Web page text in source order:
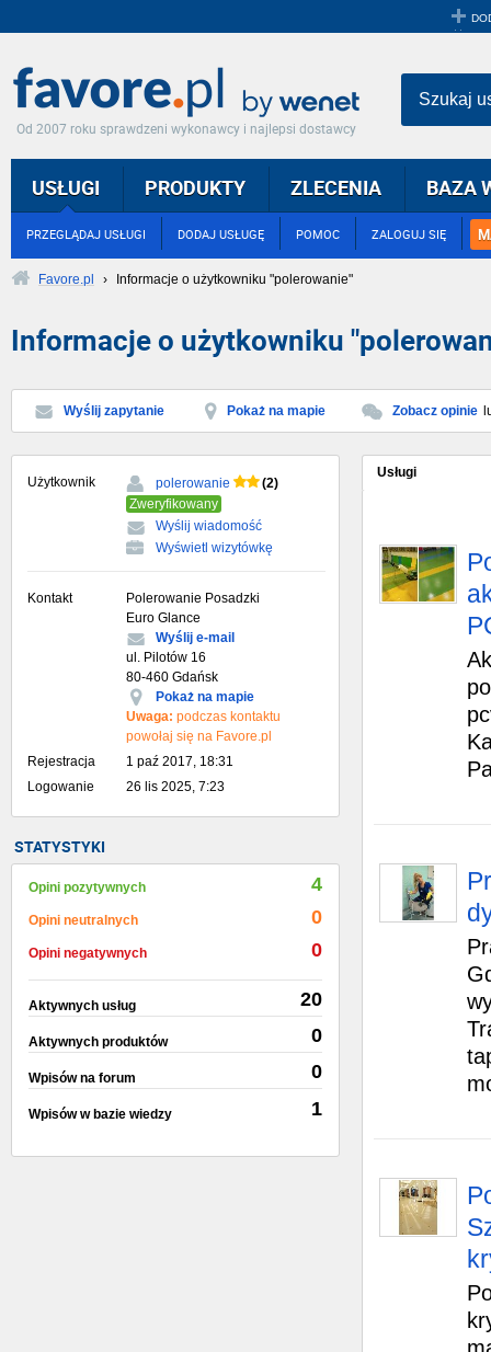
Od 2007 roku sprawdzeni wykonawcy i najlepsi dostawcy
USŁUGI
PRZEGLĄDAJ USŁUGI DODAJ USŁUGĘ POMOC ZALOGUJ SIĘ
PRODUKTY ZLECENIA BAZA
Szukaj
Favore.pl › Informacje o użytkowniku "polerowanie"
Informacje o użytkowniku
Wyślij zapytanie Pokaż na mapie Zobacz opinie
Użytkownik polerowanie
(2)
Zweryfikowany
Wyślij wiadomość
Wyświetl wizytówkę
Kontakt
Polerowanie Posadzki
Euro Glance
Wyślij e-mail
ul. Pilotów 16
80-460 Gdańsk
Pokaż na mapie
Uwaga: podczas kontaktu
powołaj się na Favore.pl
Rejestracja
1 paź 2017, 18:31
Logowanie
26 lis 2025, 7:23
STATYSTYKI
Opini pozytywnych 4
Opini neutralnych 0
Opini negatywnych 0
Aktywnych usług 20
Aktywnych produktów 0
Wpisów na forum 0
Wpisów w bazie wiedzy 1
Usługi